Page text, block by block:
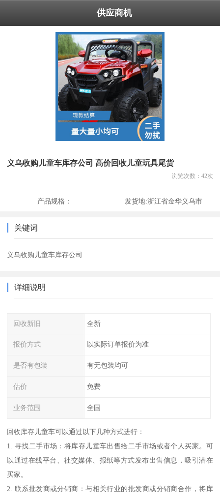
供应商机
义乌收购儿童车库存公司 高价回收儿童玩具尾货
浏览次数： 42次
产品规格： 发货地:浙江省金华义乌市
关键词
义乌收购儿童车库存公司
详细说明
回收新旧 全新
报价方式 以实际订单报价为准
是否有包装 有无包装均可
估价 免费
业务范围 全国
回收库存儿童车可以通过以下几种方式进行：
1. 寻找二手市场：将库存儿童车出售给二手市场或者个人买家。可
以通过在线平台、社交媒体、报纸等方式发布出售信息，吸引潜在
买家。
2. 联系批发商或分销商：与相关行业的批发商或分销商合作，将库